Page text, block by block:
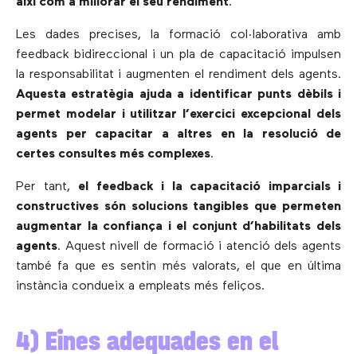
Les dades precises, la formació col·laborativa amb
feedback bidireccional i un pla de capacitació impulsen
la responsabilitat i augmenten el rendiment dels agents.
Aquesta estratègia ajuda a identificar punts dèbils i
permet modelar i utilitzar l’exercici excepcional dels
agents per capacitar a altres en la resolució de
certes consultes més complexes.
Per tant, el feedback i la capacitació imparcials i
constructives són solucions tangibles que permeten
augmentar la confiança i el conjunt d’habilitats dels
agents. Aquest nivell de formació i atenció dels agents
també fa que es sentin més valorats, el que en última
instància condueix a empleats més feliços.
4) Eines adequades en el